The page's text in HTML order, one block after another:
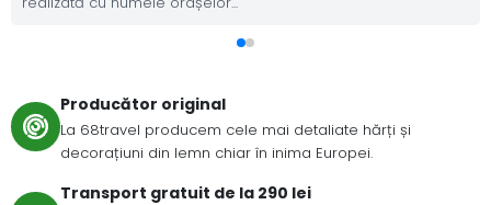
Producător original
La 68travel producem cele mai detaliate hărți și
decorațiuni din lemn chiar în inima Europei.
Transport gratuit de la 290 lei